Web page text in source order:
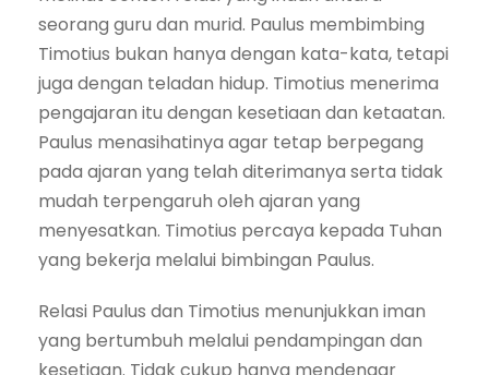
seorang guru dan murid. Paulus membimbing
Timotius bukan hanya dengan kata-kata, tetapi
juga dengan teladan hidup. Timotius menerima
pengajaran itu dengan kesetiaan dan ketaatan.
Paulus menasihatinya agar tetap berpegang
pada ajaran yang telah diterimanya serta tidak
mudah terpengaruh oleh ajaran yang
menyesatkan. Timotius percaya kepada Tuhan
yang bekerja melalui bimbingan Paulus.
Relasi Paulus dan Timotius menunjukkan iman
yang bertumbuh melalui pendampingan dan